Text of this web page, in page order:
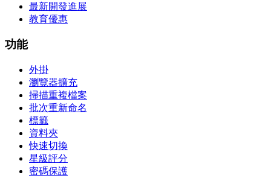
最新開發進展
教育優惠
功能
外掛
瀏覽器擴充
掃描重複檔案
批次重新命名
標籤
資料夾
快速切換
星級評分
密碼保護